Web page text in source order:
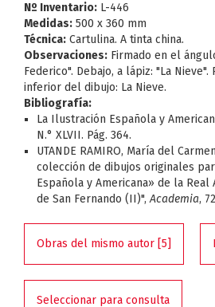
Nº Inventario: L-446
Medidas: 500 x 360 mm
Técnica: Cartulina. A tinta china.
Observaciones: Firmado en el
Federico". Debajo, a lápiz: "La
inferior del dibujo: La Nieve.
Bibliografía:
La Ilustración Española y
N.° XLVII. Pág. 364.
UTANDE RAMIRO, María del
colección de dibujos originales
Española y Americana» de la
de San Fernando (II)",Academia,
Obras del mismo autor [5]
Seleccionar para consulta